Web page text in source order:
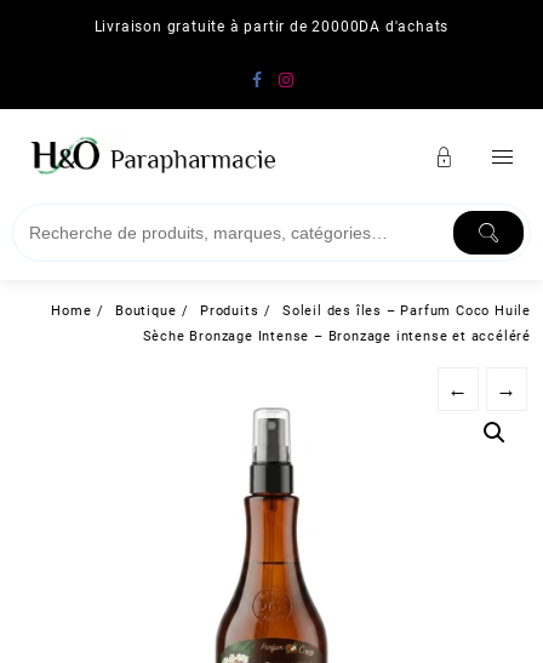
Livraison gratuite à partir de 20000DA d'achats
Home Boutique Produits
Soleil des îles – Parfum Coco Huile
Sèche Bronzage Intense – Bronzage intense et accéléré
← →